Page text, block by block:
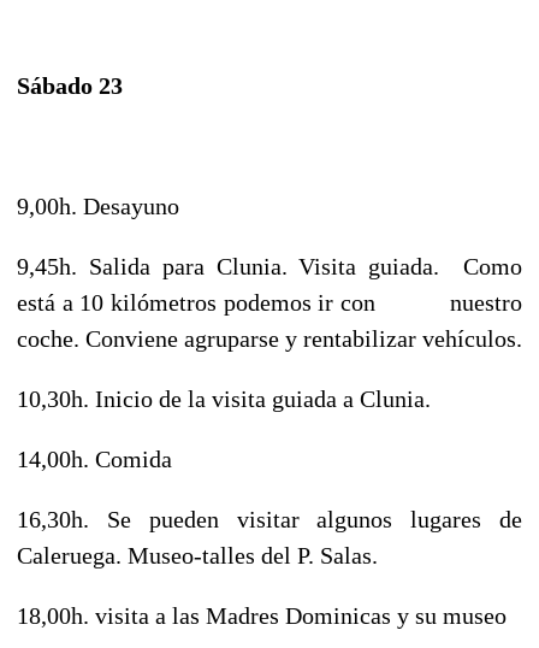
Sábado 23
9,00h. Desayuno
9,45h. Salida para Clunia. Visita guiada. Como
está a 10 kilómetros podemos ir con nuestro
coche. Conviene agruparse y rentabilizar vehículos.
10,30h. Inicio de la visita guiada a Clunia.
14,00h. Comida
16,30h. Se pueden visitar algunos lugares de
Caleruega. Museo-talles del P. Salas.
18,00h. visita a las Madres Dominicas y su museo